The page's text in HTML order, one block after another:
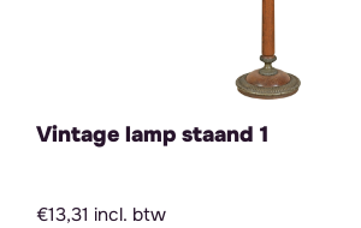
Vintage lamp staand 1
€13,31 incl. btw